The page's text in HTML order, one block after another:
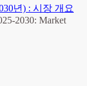
년) : 시장 개요
2030: Market